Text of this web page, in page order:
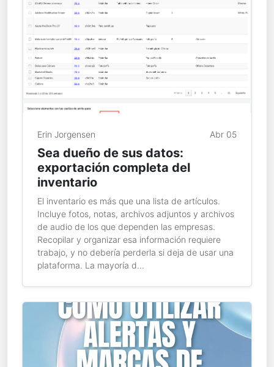
Erin Jorgensen Abr 05
Sea dueño de sus datos:
exportación completa del
inventario
El inventario es más que una lista de artículos.
Incluye fotos, notas, archivos adjuntos y archivos
de audio de los que dependen las empresas.
Recopilar y organizar esa información requiere
trabajo, y no debería perderla si deja de usar una
plataforma. La mayoría d...